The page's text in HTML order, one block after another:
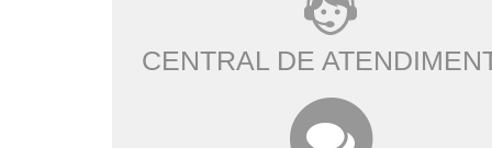
CENTRAL DE